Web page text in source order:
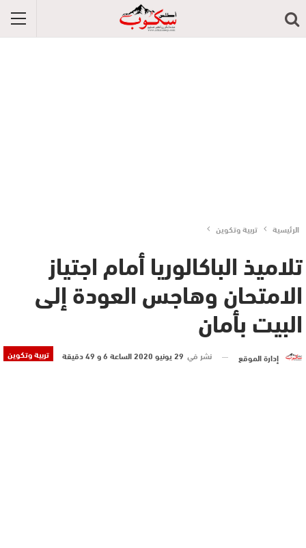
الرئيسية تربية وتكوين
تلاميذ الباكالوريا أمام اجتياز
الامتحان وهاجس العودة إلى
البيت بأمان
تربية وتكوين إدارة الموقع نشر في 29 يونيو 2020 الساعة 6 و 49 دقيقة